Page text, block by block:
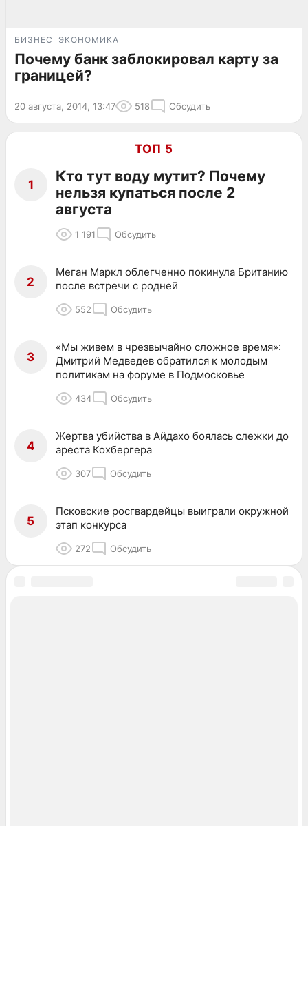
БИЗНЕС ЭКОНОМИКА
Почему банк заблокировал карту за
границей?
20 августа, 2014, 13:47 518 Обсудить
ТОП 5
1
Кто тут воду мутит? Почему
нельзя купаться после 2
августа
1 191 Обсудить
2
Меган Маркл облегченно покинула Британию
после встречи с родней
552 Обсудить
3
«Мы живем в чрезвычайно сложное время»:
Дмитрий Медведев обратился к молодым
политикам на форуме в Подмосковье
434 Обсудить
4
Жертва убийства в Айдахо боялась слежки до
ареста Кохбергера
307 Обсудить
5
Псковские росгвардейцы выиграли окружной
этап конкурса
272 Обсудить